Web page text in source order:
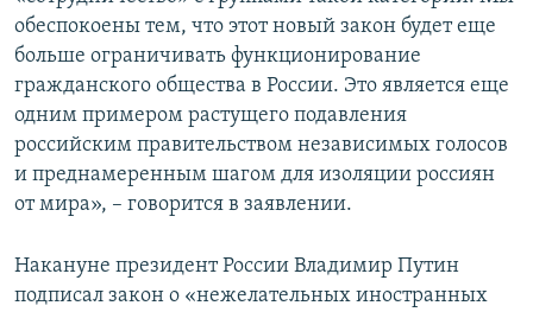
обеспокоены тем, что этот новый закон будет еще
больше ограничивать функционирование
гражданского общества в России. Это является еще
одним примером растущего подавления
российским правительством независимых голосов
и преднамеренным шагом для изоляции россиян
от мира», – говорится в заявлении.
Накануне президент России Владимир Путин
подписал закон о «нежелательных иностранных